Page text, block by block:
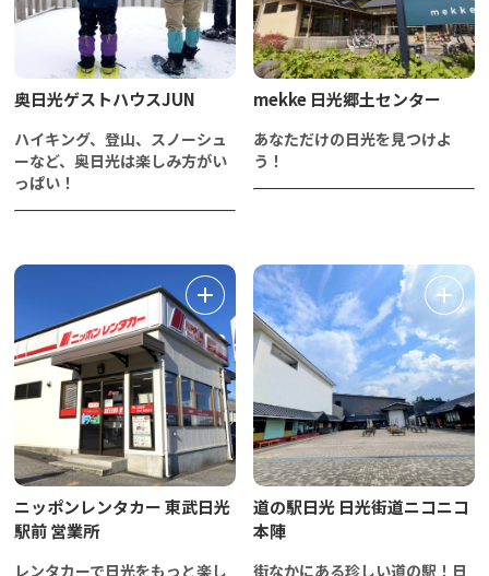
奥日光ゲストハウスJUN
ハイキング、登山、スノーシュ
ーなど、奥日光は楽しみ方がい
っぱい！
mekke 日光郷土センター
あなただけの日光を見つけよ
う！
ニッポンレンタカー 東武日光
駅前 営業所
レンタカーで日光をもっと楽し
道の駅日光 日光街道ニコニコ
本陣
街なかにある珍しい道の駅！日